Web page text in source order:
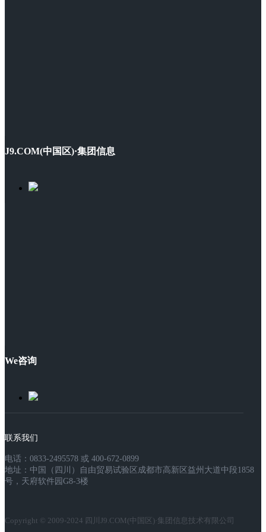
J9.COM(中国区)·集团信息
We咨询
联系我们
电话：0833-2495578 或 400-672-0899
地址：中国（四川）自由贸易试验区成都市高新区益州大道中段1858
号，天府软件园G8-3楼
Copyright © 2009-2024 四川J9.COM(中国区)·集团信息技术有限公司